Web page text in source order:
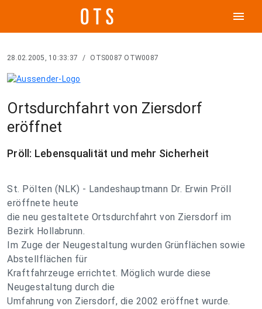
menu
28.02.2005, 10:33:37 / OTS0087 OTW0087
Ortsdurchfahrt von Ziersdorf
eröffnet
Pröll: Lebensqualität und mehr Sicherheit
St. Pölten (NLK) - Landeshauptmann Dr. Erwin Pröll
eröffnete heute
die neu gestaltete Ortsdurchfahrt von Ziersdorf im
Bezirk Hollabrunn.
Im Zuge der Neugestaltung wurden Grünflächen sowie
Abstellflächen für
Kraftfahrzeuge errichtet. Möglich wurde diese
Neugestaltung durch die
Umfahrung von Ziersdorf, die 2002 eröffnet wurde.